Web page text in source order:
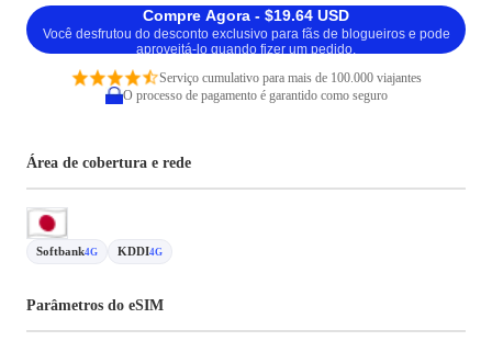
Compre Agora - $19.64 USD
Você desfrutou do desconto exclusivo para fãs de blogueiros e pode
aproveitá-lo quando fizer um pedido.
Serviço cumulativo para mais de 100.000 viajantes
O processo de pagamento é garantido como seguro
Área de cobertura e rede
Softbank4G KDDI4G
Parâmetros do eSIM